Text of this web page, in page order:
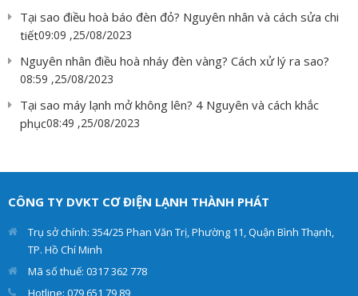
Tại sao điều hoà báo đèn đỏ? Nguyên nhân và cách sửa chi
tiết09:09 ,25/08/2023
Nguyên nhân điều hoà nháy đèn vàng? Cách xử lý ra sao?
08:59 ,25/08/2023
Tại sao máy lạnh mở không lên? 4 Nguyên và cách khắc
phục08:49 ,25/08/2023
CÔNG TY DVKT CƠ ĐIỆN LẠNH THÀNH PHÁT
Trụ sở chính: 354/25 Phan Văn Trị, Phường 11, Quận Bình Thạnh,
TP. Hồ Chí Minh
Mã số thuế: 0317 362 778
Hotline: 079 651 79 89